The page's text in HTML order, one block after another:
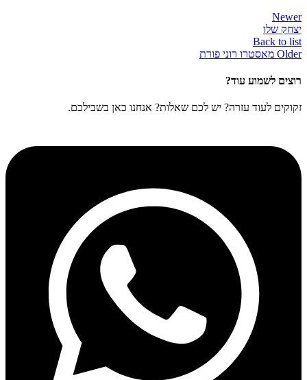
Newer
יצחק שלו
Back to list
Older מאסטרו רוני פורת
רוצים לשמוע עוד?
זקוקים לעוד עזרה? יש לכם שאלות? אנחנו כאן בשבילכם.